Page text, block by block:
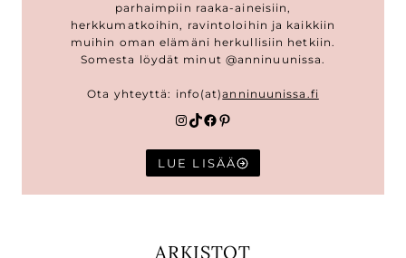
parhaimpiin raaka-aineisiin,
herkkumatkoihin, ravintoloihin ja kaikkiin
muihin oman elämäni herkullisiin hetkiin.
Somesta löydät minut @anninuunissa.
Ota yhteyttä: info(at)anninuunissa.fi
Instagram
TikTok
Facebook
Pinterest
LUE LISÄÄ
ARKISTOT